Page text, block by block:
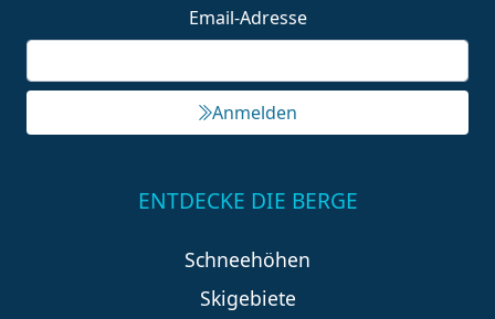
Email-Adresse
Anmelden
ENTDECKE DIE BERGE
Schneehöhen
Skigebiete